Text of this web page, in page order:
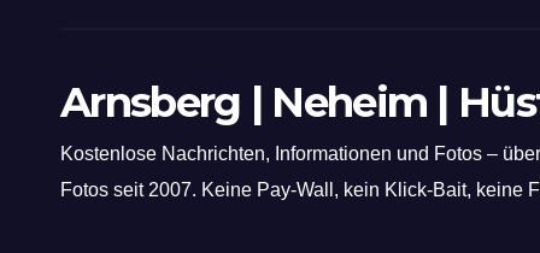
Arnsberg | Neheim |
Kostenlose Nachrichten, Informationen und Fotos –
Fotos seit 2007. Keine Pay-Wall, kein Klick-Bait, keine